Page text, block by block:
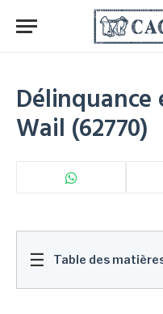
Wail (62770)
☰ Table des